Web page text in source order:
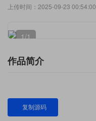
上传时间：2025-09-23 00:54:00
1/1
作品简介
复制源码